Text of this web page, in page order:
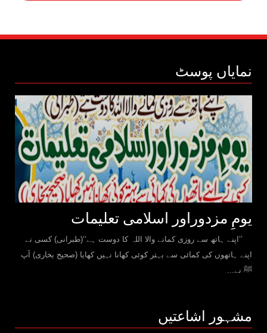
نمایاں پوسٹ
یومِ مزدوراور اسلامی تعلیمات
’’اپنے ہاتھ سے روزی کمانے والا اللہ کا دوست ہے‘‘(طبرانی) کسی نے
اپنے ہاتھوں کی کمائی سے بہتر کوئی کھانا نہیں کھایا (صحیح بخاری) آپ
ﷺ نے...
مشہور اشاعتیں